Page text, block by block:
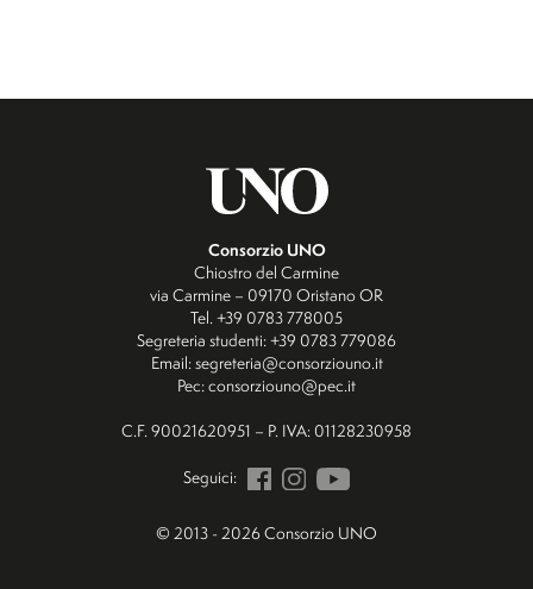
Consorzio UNO
Chiostro del Carmine
via Carmine – 09170 Oristano OR
Tel. +39 0783 778005
Segreteria studenti: +39 0783 779086
Email: segreteria@consorziouno.it
Pec: consorziouno@pec.it
C.F. 90021620951 – P. IVA: 01128230958
Seguici:
© 2013 - 2026 Consorzio UNO